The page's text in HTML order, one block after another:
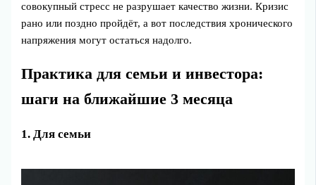
совокупный стресс не разрушает качество жизни. Кризис
рано или поздно пройдёт, а вот последствия хронического
напряжения могут остаться надолго.
Практика для семьи и инвестора:
шаги на ближайшие 3 месяца
1. Для семьи